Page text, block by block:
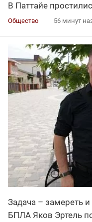
В Паттайе
Общество 56 минут
Задача – замереть
БПЛА Яков Эртель